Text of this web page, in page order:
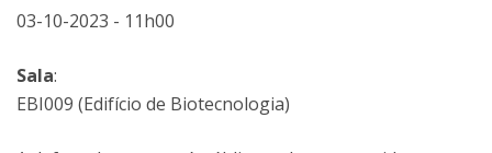
03-10-2023 - 11h00
Sala:
EBI009 (Edifício de Biotecnologia)